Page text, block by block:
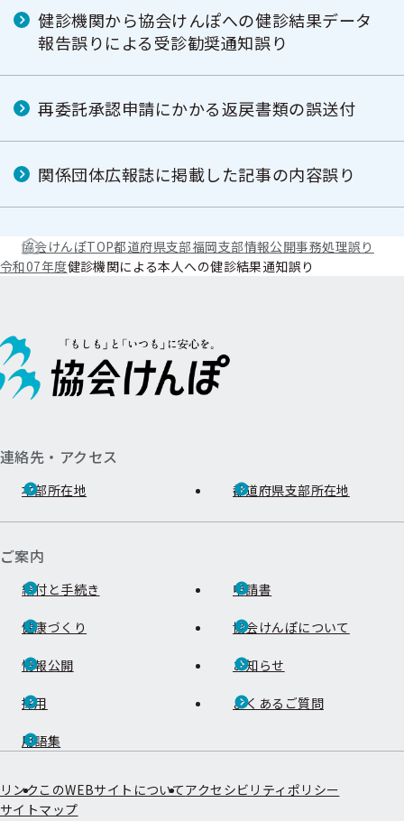
健診機関から協会けんぽへの健診結果データ
報告誤りによる受診勧奨通知誤り
再委託承認申請にかかる返戻書類の誤送付
関係団体広報誌に掲載した記事の内容誤り
協会けんぽTOP都道府県支部福岡支部情報公開事務処理誤り
令和07年度健診機関による本人への健診結果通知誤り
連絡先・アクセス
本部所在地 都道府県支部所在地
ご案内
給付と手続き 申請書
健康づくり 協会けんぽについて
情報公開 お知らせ
採用 よくあるご質問
用語集
リンク このWEBサイトについてアクセシビリティポリシー
サイトマップ